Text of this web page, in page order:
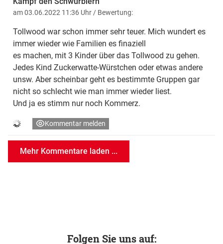
am 03.06.2022 11:36 Uhr / Bewertung:
Tollwood war schon immer sehr teuer. Mich wundert es
immer wieder wie Familien es finaziell
es machen, mit 3 Kinder über das Tollwood zu gehen.
Jedes Kind Zuckerwatte-Würstchen oder etwas andere
unsw. Aber scheinbar geht es bestimmte Gruppen gar
nicht so schlecht wie man immer wieder liest.
Und ja es stimm nur noch Kommerz.
Kommentar melden
Mehr Kommentare laden ...
Folgen Sie uns auf: